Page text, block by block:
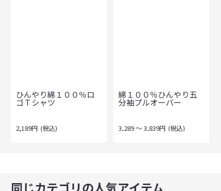
ひんやり綿１００％ロ
ゴＴシャツ
2,189円 (税込)
綿１００％ひんやり五
分袖プルオーバー
3,289～3,839円 (税込)
同じカテゴリの人気アイテム